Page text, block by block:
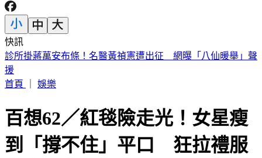
快訊
王凱靈堂曝光！黑色郵筒藏思念 70歲母缺席原因超催淚
首頁
百想62／紅毯險走光！女星瘦
到「撐不住」平口 狂拉禮服